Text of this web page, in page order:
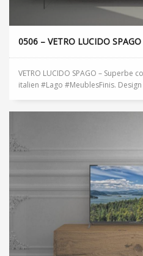
0506 – VETRO LUCIDO SPAGO
VETRO LUCIDO SPAGO –
italien #Lago #MeublesFinis.